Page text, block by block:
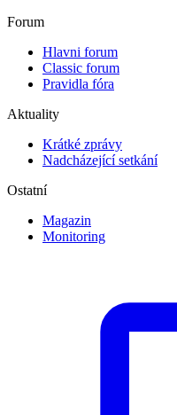
Forum
Hlavni forum
Classic forum
Pravidla fóra
Aktuality
Krátké zprávy
Nadcházející setkání
Ostatní
Magazin
Monitoring